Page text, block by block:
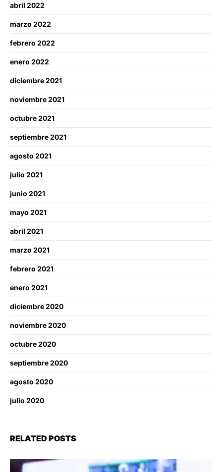
abril 2022
marzo 2022
febrero 2022
enero 2022
diciembre 2021
noviembre 2021
octubre 2021
septiembre 2021
agosto 2021
julio 2021
junio 2021
mayo 2021
abril 2021
marzo 2021
febrero 2021
enero 2021
diciembre 2020
noviembre 2020
octubre 2020
septiembre 2020
agosto 2020
julio 2020
RELATED POSTS